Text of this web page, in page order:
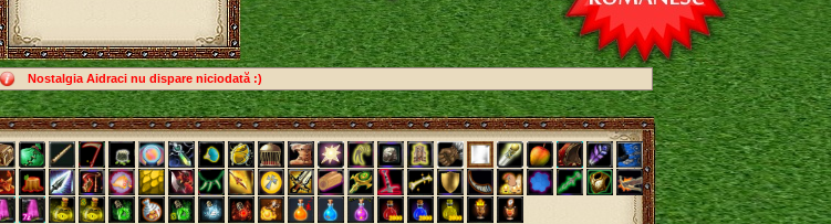
Nostalgia Aidraci nu dispare niciodată :)